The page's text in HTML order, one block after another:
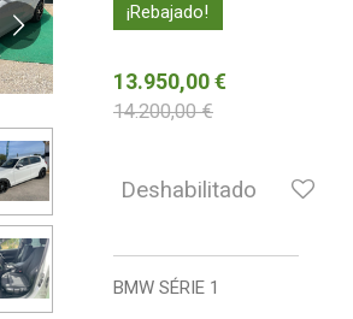
¡Rebajado!
13.950,00 €
14.200,00 €
Deshabilitado
BMW SÉRIE 1